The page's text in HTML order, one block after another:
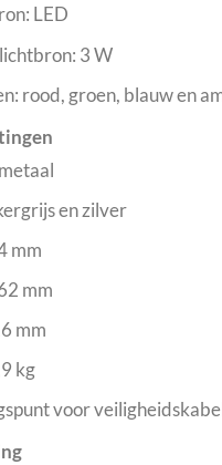
LED
3 W
rood, groen, blauw en
en zilver
mm
mm
mm
kg
voor